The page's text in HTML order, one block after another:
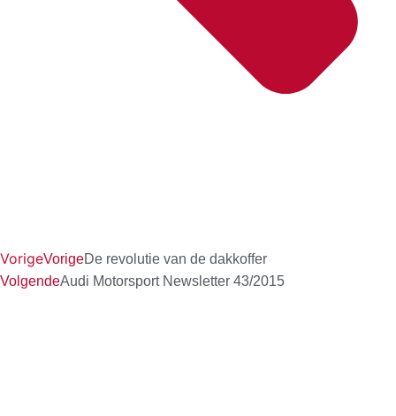
VorigeVorigeDe revolutie van de dakkoffer
VolgendeAudi Motorsport Newsletter 43/2015